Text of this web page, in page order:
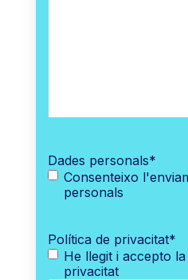
Dades personals*
Consenteixo
personals
Política de privacitat*
He llegit i accepto
privacitat